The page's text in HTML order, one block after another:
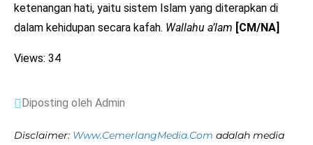
ketenangan hati, yaitu sistem Islam yang diterapkan di
dalam kehidupan secara kafah. Wallahu a’lam [CM/NA]
Views: 34
Diposting oleh Admin
Disclaimer: Www.CemerlangMedia.Com adalah media